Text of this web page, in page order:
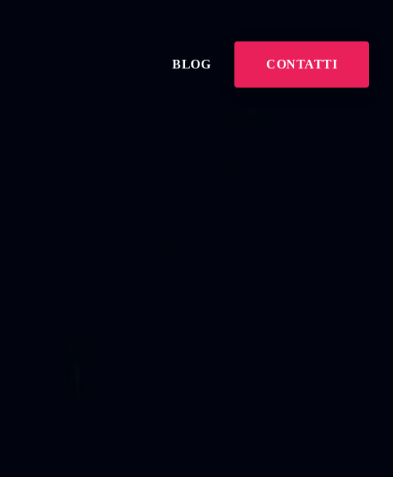
BLOG CONTATTI